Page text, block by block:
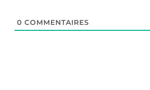
0 COMMENTAIRES